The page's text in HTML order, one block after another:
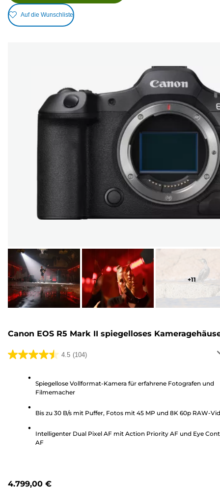
Auf die Wunschliste
+11
Canon EOS R5 Mark II spiegelloses
4.5 (104)
4.5
Sternen.
Spiegellose Vollformat-Kamera für erfahrene Fotografen und
Filmemacher
Bis zu 30 B/s mit Puffer, Fotos mit 45 MP und 8K 60p RAW-
Intelligenter Dual Pixel AF mit Action Priority AF und Eye
AF
4.799,00 €